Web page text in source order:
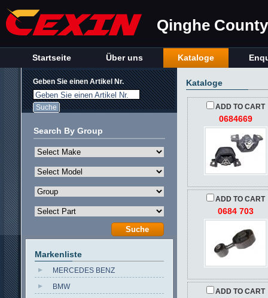
Qinghe
Startseite Über uns Kataloge
Kataloge
ADD TO CART
0684669
ADD TO CART
0684 703
ADD TO CART
Geben Sie einen Artikel Nr.
Geben Sie einen Artikel Nr.
Search By Group
Markenliste
MERCEDES BENZ
BMW